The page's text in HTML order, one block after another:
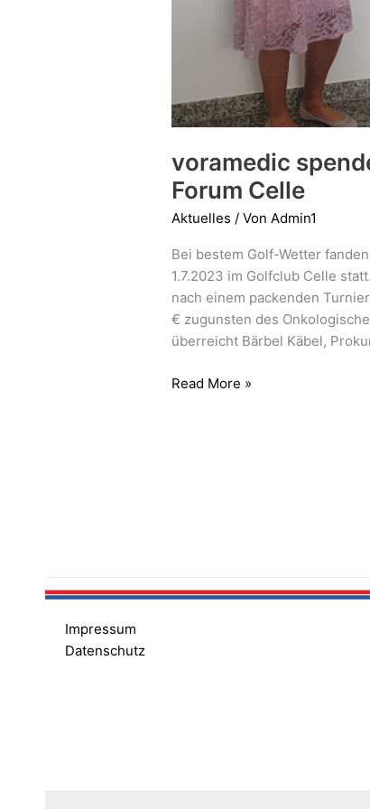
voramedic
Forum Celle
Aktuelles / VonAdmin1
Bei bestem Golf-Wetter
1.7.2023 im Golfclub Celle
nach einem packenden
€ zugunsten des
überreicht Bärbel Käbel,
Read More »
Impressum
Datenschutz